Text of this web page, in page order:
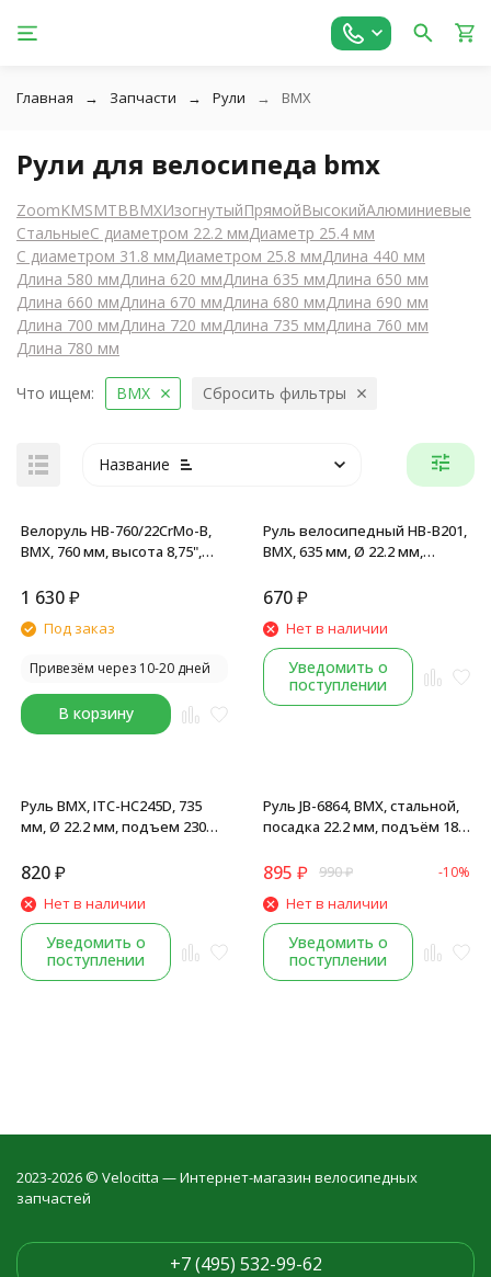
Главная Запчасти Рули BMX
Рули для велосипеда bmx
ZoomKMSMTBBMXИзогнутыйПрямойВысокийАлюминиевые
СтальныеС диаметром 22.2 ммДиаметр 25.4 мм
С диаметром 31.8 ммДиаметром 25.8 ммДлина 440 мм
Длина 580 ммДлина 620 ммДлина 635 ммДлина 650 мм
Длина 660 ммДлина 670 ммДлина 680 ммДлина 690 мм
Длина 700 ммДлина 720 ммДлина 735 ммДлина 760 мм
Длина 780 мм
Что ищем: BMX Сбросить фильтры
Название
Велоруль HB-760/22CrMo-B,
BMX, 760 мм, высота 8,75",
CR-MO (хром-молибден),
1 630₽
Под заказ
Привезём через 10-20 дней
В корзину
Руль велосипедный HB-B201,
BMX, 635 мм, Ø 22.2 мм,
темно-коричневый
670₽
Нет в наличии
Уведомить о
поступлении
Руль BMX, ITC-HC245D, 735
мм, Ø 22.2 мм, подъем 230
820₽
Нет в наличии
Уведомить о
поступлении
Руль JB-6864, BMX, стальной,
посадка 22.2 мм, подъём 180
895 ₽ 990₽ -10%
Нет в наличии
Уведомить о
поступлении
2023-2026 © Velocitta — Интернет-магазин велосипедных
запчастей
+7 (495) 532-99-62